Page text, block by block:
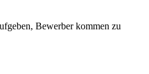
Bewerber kommen zu